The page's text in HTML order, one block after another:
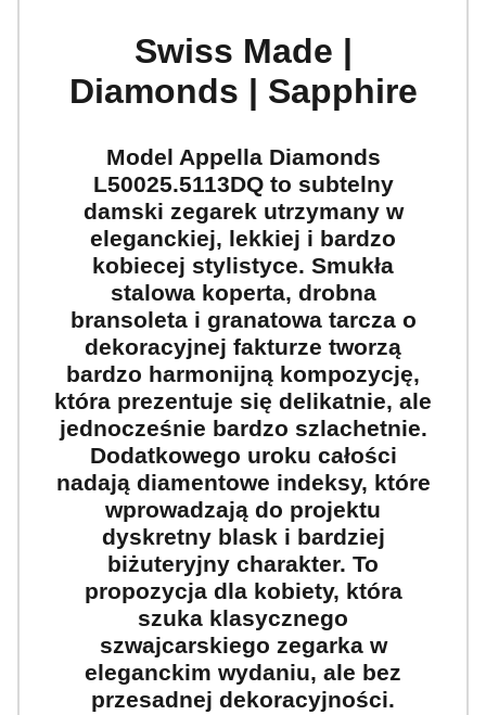
Swiss Made |
Diamonds | Sapphire
Model Appella Diamonds
L50025.5113DQ to subtelny
damski zegarek utrzymany w
eleganckiej, lekkiej i bardzo
kobiecej stylistyce. Smukła
stalowa koperta, drobna
bransoleta i granatowa tarcza o
dekoracyjnej fakturze tworzą
bardzo harmonijną kompozycję,
która prezentuje się delikatnie, ale
jednocześnie bardzo szlachetnie.
Dodatkowego uroku całości
nadają diamentowe indeksy, które
wprowadzają do projektu
dyskretny blask i bardziej
biżuteryjny charakter. To
propozycja dla kobiety, która
szuka klasycznego
szwajcarskiego zegarka w
eleganckim wydaniu, ale bez
przesadnej dekoracyjności.